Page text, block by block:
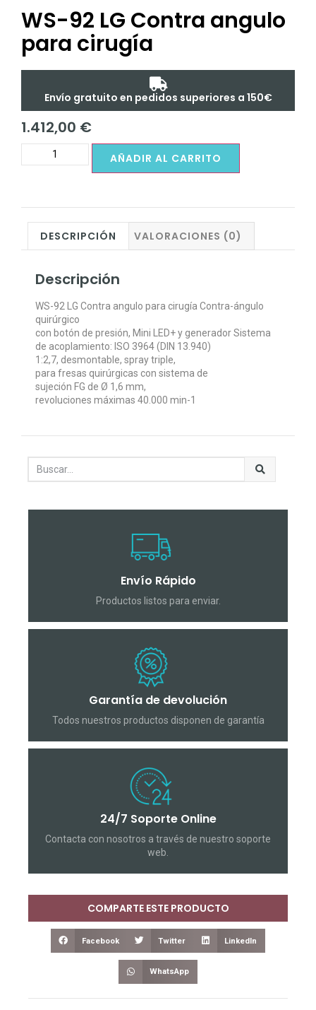
WS-92 LG Contra angulo
para cirugía
Envío gratuito en pedidos superiores a 150€
1.412,00 €
AÑADIR AL CARRITO
DESCRIPCIÓN VALORACIONES (0)
Descripción
WS-92 LG Contra angulo para cirugía Contra-ángulo
quirúrgico
con botón de presión, Mini LED+ y generador Sistema
de acoplamiento: ISO 3964 (DIN 13.940)
1:2,7, desmontable, spray triple,
para fresas quirúrgicas con sistema de
sujeción FG de Ø 1,6 mm,
revoluciones máximas 40.000 min-1
Envío Rápido
Productos listos para enviar.
Garantía de devolución
Todos nuestros productos disponen de garantía
24/7 Soporte Online
Contacta con nosotros a través de nuestro soporte
web.
COMPARTE ESTE PRODUCTO
Facebook Twitter LinkedIn
WhatsApp